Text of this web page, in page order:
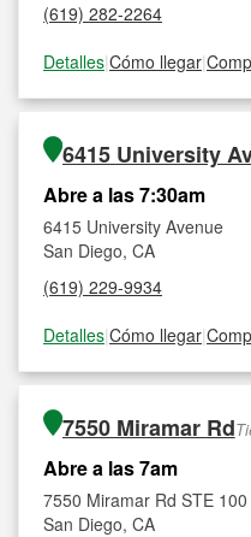
(619) 282-2264
Detalles|Cómo llegar|
6415 University
Abre a las 7:30am
6415 University Avenue
San Diego, CA
(619) 229-9934
Detalles|Cómo llegar|
7550 Miramar Rd
Abre a las 7am
7550 Miramar Rd STE 100
San Diego, CA